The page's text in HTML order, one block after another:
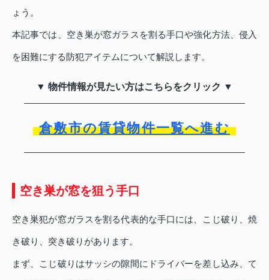
ょう。
本記事では、空き巣が窓ガラスを割る手口や強化方法、侵入
を困難にする防犯アイテムについて解説します。
▼ 物件情報が見たい方はこちらをクリック ▼
倉敷市の賃貸物件一覧へ進む
空き巣が窓を狙う手口
空き巣犯が窓ガラスを割る代表的な手口には、こじ破り、焼
き破り、突き破りがあります。
まず、こじ破りはサッシの隙間にドライバーを差し込み、て